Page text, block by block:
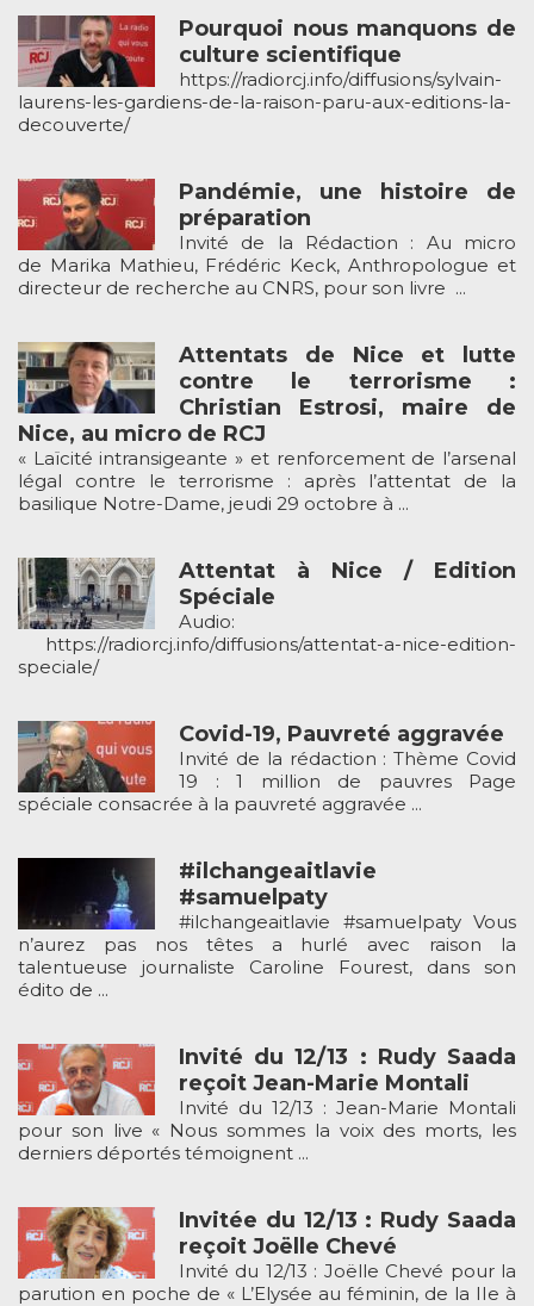
Pourquoi nous manquons de
culture scientifique
https://radiorcj.info/diffusions/sylvain-
laurens-les-gardiens-de-la-raison-paru-aux-editions-la-
decouverte/
Pandémie, une histoire de
préparation
Invité de la Rédaction : Au micro
de Marika Mathieu, Frédéric Keck, Anthropologue et
directeur de recherche au CNRS, pour son livre ...
Attentats de Nice et lutte
contre le terrorisme :
Christian Estrosi, maire de
Nice, au micro de RCJ
« Laïcité intransigeante » et renforcement de l’arsenal
légal contre le terrorisme : après l’attentat de la
basilique Notre-Dame, jeudi 29 octobre à ...
Attentat à Nice / Edition
Spéciale
Audio:
https://radiorcj.info/diffusions/attentat-a-nice-edition-
speciale/
Covid-19, Pauvreté aggravée
Invité de la rédaction : Thème Covid
19 : 1 million de pauvres Page
spéciale consacrée à la pauvreté aggravée ...
#ilchangeaitlavie
#samuelpaty
#ilchangeaitlavie #samuelpaty Vous
n’aurez pas nos têtes a hurlé avec raison la
talentueuse journaliste Caroline Fourest, dans son
édito de ...
Invité du 12/13 : Rudy Saada
reçoit Jean-Marie Montali
Invité du 12/13 : Jean-Marie Montali
pour son live « Nous sommes la voix des morts, les
derniers déportés témoignent ...
Invitée du 12/13 : Rudy Saada
reçoit Joëlle Chevé
Invité du 12/13 : Joëlle Chevé pour la
parution en poche de « L’Elysée au féminin, de la IIe à